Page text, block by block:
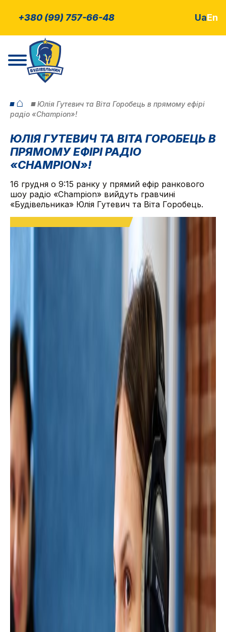
+380 (99) 757-66-48 UaEn
⌂
Юлія Гутевич та Віта Горобець в прямому ефірі
радіо «Champion»!
ЮЛІЯ ГУТЕВИЧ ТА ВІТА ГОРОБЕЦЬ В
ПРЯМОМУ ЕФІРІ РАДІО
«CHAMPION»!
16 грудня о 9:15 ранку у прямий ефір ранкового
шоу радіо «Champion» вийдуть гравчині
«Будівельника» Юлія Гутевич та Віта Горобець.